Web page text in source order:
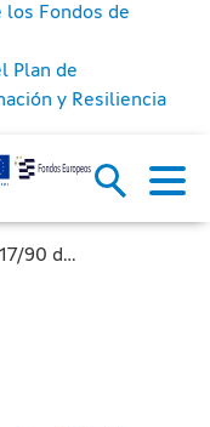
los Fondos de
Plan de
y Resiliencia
Reglamento delegado (UE) 2017/90 de la Comisión de 31 de octubre de 2016